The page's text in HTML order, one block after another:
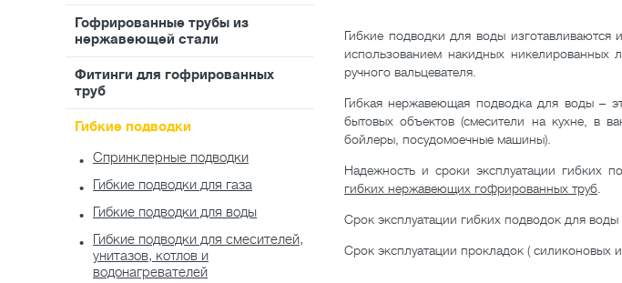
Гофрированные трубы из
нержавеющей стали
Фитинги для гофрированных
труб
Гибкие подводки
Спринклерные подводки
Гибкие подводки для газа
Гибкие подводки для воды
Гибкие подводки для смесителей,
унитазов, котлов и
водонагревателей
Гибкие подводки для воды изготавливаются
использованием накидных
ручного вальцевателя.
Гибкая нержавеющая подводка для воды –
бытовых объектов (смесители на кухне, в
бойлеры, посудомоечные машины).
Надежность и сроки эксплуатации гибких
гибких нержавеющих гофрированных труб
Срок эксплуатации гибких подводок для воды
Срок эксплуатации прокладок ( силиконовых